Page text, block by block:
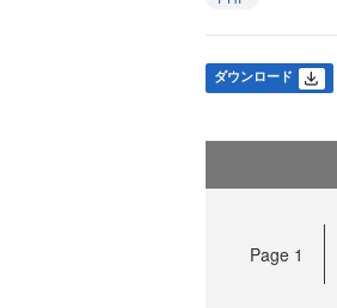
ダウンロード
Page 1